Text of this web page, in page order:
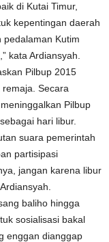
di Kutai Timur,
kepentingan daerah
pedalaman Kutim
kata Ardiansyah.
Pilbup 2015
Secara
Pilbup
hari libur.
suara pemerintah
partisipasi
jangan karena libur
baliho hingga
sosialisasi bakal
enggan dianggap